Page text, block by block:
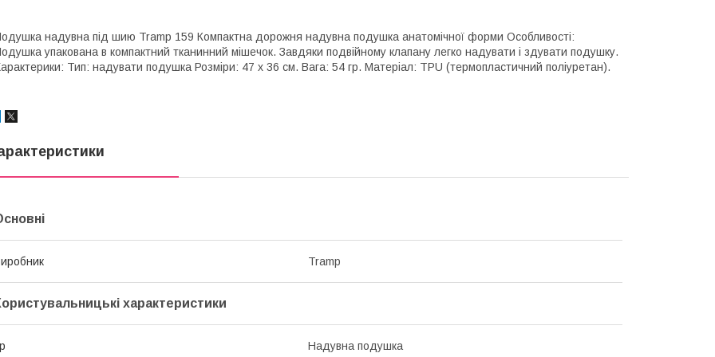
надувна під шию Tramp 159 Компактна дорожня надувна подушка анатомічної форми Особливості:
упакована в компактний тканинний мішечок. Завдяки подвійному клапану легко надувати і здувати подушку.
Тип: надувати подушка Розміри: 47 х 36 см. Вага: 54 гр. Матеріал: TPU (термопластичний поліуретан).
Tramp
характеристики
Надувна подушка